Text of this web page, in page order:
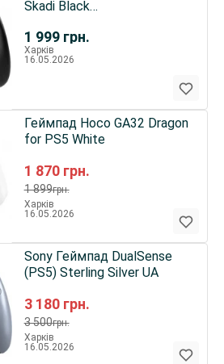
1 999 грн.
Skadi Black
Харків
16.05.2026
1 870 грн.
1 899грн.
Геймпад Hoco GA32 Dragon
for PS5 White
Харків
16.05.2026
3 180 грн.
3 500грн.
Sony Геймпад DualSense
(PS5) Sterling Silver UA
Харків
16.05.2026